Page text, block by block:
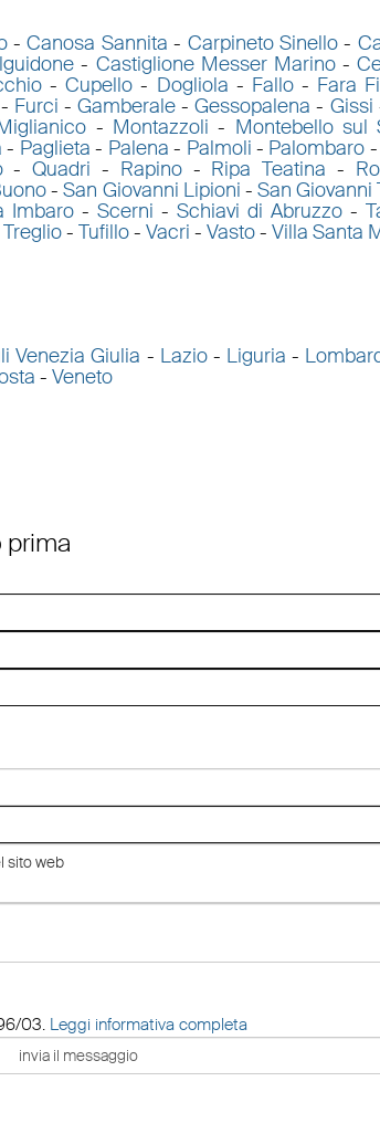
-Canosa Sannita - Carpineto Sinello-
- Castiglione Messer Marino-
-Cupello - Dogliola - Fallo- Fara
- Furci -Gamberale -Gessopalena - Gissi
- Montazzoli - Montebello sul
- Paglieta - Palena - Palmoli - Palombaro -
-Quadri - Rapino- Ripa Teatina -
-San Giovanni Lipioni - San Giovanni
Imbaro- Scerni - Schiavi di Abruzzo-
Treglio- Tufillo- Vacri - Vasto- Villa Santa
Venezia Giulia - Lazio- Liguria -
- Veneto
prima
03. Leggi informativa completa